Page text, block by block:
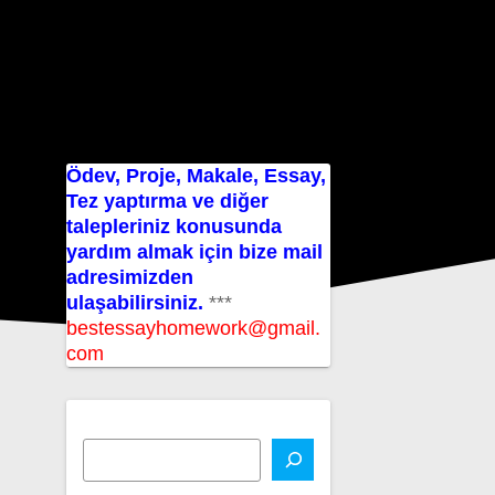
Ödev, Proje, Makale, Essay,
Tez yaptırma ve diğer
talepleriniz konusunda
yardım almak için bize mail
adresimizden
ulaşabilirsiniz. ***
bestessayhomework@gmail.
com